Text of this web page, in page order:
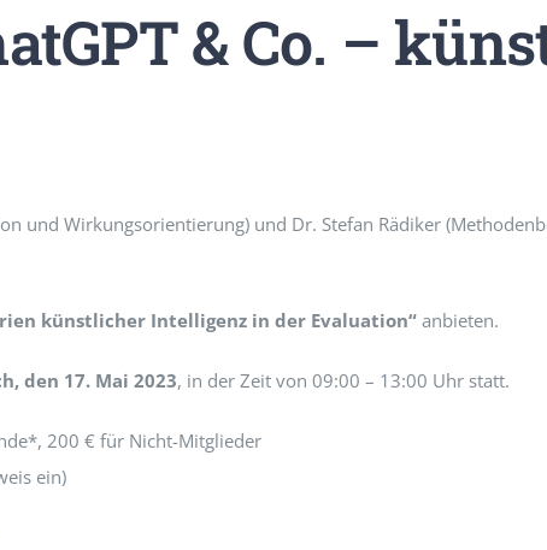
& Co. –
und Wirkungsorientierung) und Dr. Stefan Rädiker
künstlicher Intelligenz in der Evaluation“ anbieten.
den 17. Mai 2023, in der Zeit von 09:00 – 13:00 Uhr statt.
200 € für Nicht-Mitglieder
ein)